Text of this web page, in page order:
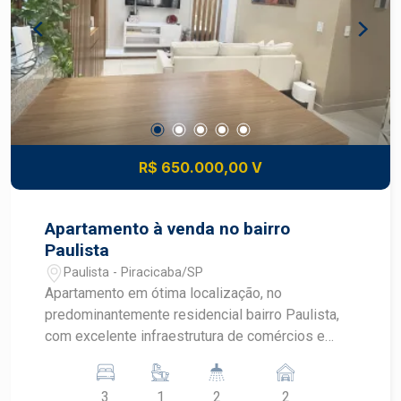
R$ 650.000,00 V
Apartamento à venda no bairro
Paulista
Paulista - Piracicaba/SP
Apartamento em ótima localização, no
predominantemente residencial bairro Paulista,
com excelente infraestrutura de comércios e
Conceição e Edgar Conceição, próximo a
3 1 2 2